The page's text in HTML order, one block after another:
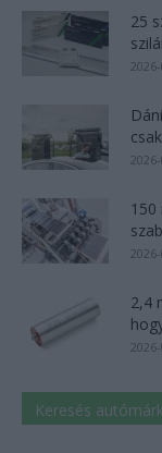
25
2,4
Keresés